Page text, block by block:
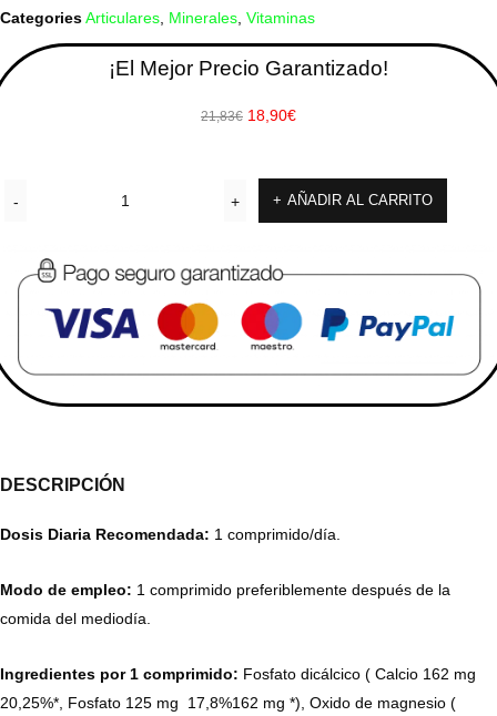
CategoriesArticulares, Minerales, Vitaminas
¡El Mejor Precio Garantizado!
21,83€ 18,90€
AÑADIR AL CARRITO
DESCRIPCIÓN
Dosis Diaria Recomendada: 1 comprimido/día.
Modo de empleo: 1 comprimido preferiblemente después de la
comida del mediodía.
Ingredientes por 1 comprimido: Fosfato dicálcico ( Calcio 162 mg
20,25%*, Fosfato 125 mg 17,8%162 mg *), Oxido de magnesio (